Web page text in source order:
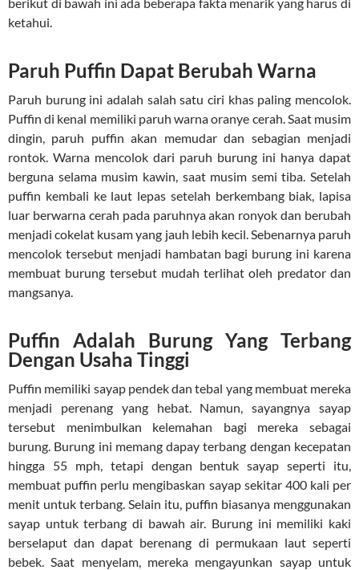
ketahui.
Paruh Puffin Dapat Berubah Warna
Paruh burung ini adalah salah satu ciri khas paling mencolok.
Puffin di kenal memiliki paruh warna oranye cerah. Saat musim
dingin, paruh puffin akan memudar dan sebagian menjadi
rontok. Warna mencolok dari paruh burung ini hanya dapat
berguna selama musim kawin, saat musim semi tiba. Setelah
puffin kembali ke laut lepas setelah berkembang biak, lapisa
luar berwarna cerah pada paruhnya akan ronyok dan berubah
menjadi cokelat kusam yang jauh lebih kecil. Sebenarnya paruh
mencolok tersebut menjadi hambatan bagi burung ini karena
membuat burung tersebut mudah terlihat oleh predator dan
mangsanya.
Puffin Adalah Burung Yang Terbang
Dengan Usaha Tinggi
Puffin memiliki sayap pendek dan tebal yang membuat mereka
menjadi perenang yang hebat. Namun, sayangnya sayap
tersebut menimbulkan kelemahan bagi mereka sebagai
burung. Burung ini memang dapay terbang dengan kecepatan
hingga 55 mph, tetapi dengan bentuk sayap seperti itu,
membuat puffin perlu mengibaskan sayap sekitar 400 kali per
menit untuk terbang. Selain itu, puffin biasanya menggunakan
sayap untuk terbang di bawah air. Burung ini memiliki kaki
berselaput dan dapat berenang di permukaan laut seperti
bebek. Saat menyelam, mereka mengayunkan sayap untuk